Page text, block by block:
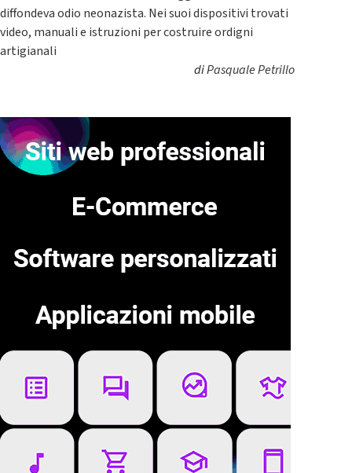
diffondeva odio neonazista. Nei suoi dispositivi trovati
video, manuali e istruzioni per costruire ordigni
artigianali
diPasquale Petrillo